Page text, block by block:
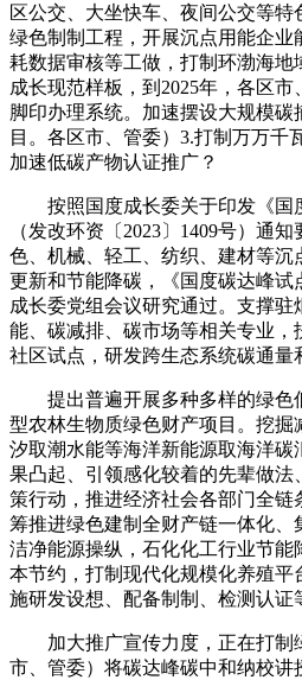
区公交、大坐快车、夜间公交等
绿色制制工程，开展沉点用能企
耗数据审核等工做，打制环渤海
成长现范样板，到2025年，各区
脚印办理系统。加速摆设大规模
目。各区市、管委）3.打制万万千
加速低碳产物认证推广？
按照国度成长委关于印发《国
（发改环资〔2023〕1409号）通
色、机械、轻工、纺织、建材等沉
更新和节能降碳，《国度碳达峰
成长委党组会议研究通过。支撑
能、碳减排、碳市场等相关专业，
社区试点，研发跨生态系统碳通量
提出普遍开展多种多样的绿色
型农林生物质绿色财产项目。挖掘
汐取潮水能等海洋新能源取海洋
果凸起、引领感化较着的先辈做法
策行动，推进经济社会各部门全
筹推进绿色建制全财产链一体化
洁净能源操纵，石化化工行业节能
本节约，打制现代化规模化养殖
施研发设想、配备制制、检测认证
加大推广宣传力度，正在打制
市、管委）将碳达峰碳中和纳校讲